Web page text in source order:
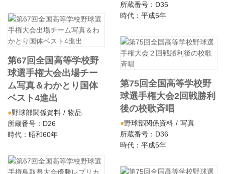
第67回全国高等学校野
球選手権大会出場チー
ム写真＆わかとり国体
ベスト4進出
野球部関係資料
物品
所蔵番号：D26
時代：昭和60年
所蔵番号：D35
時代：平成5年
第75回全国高等学校野
球選手権大会2回戦勝利
後の校歌斉唱
野球部関係資料
写真
所蔵番号：D36
時代：平成5年